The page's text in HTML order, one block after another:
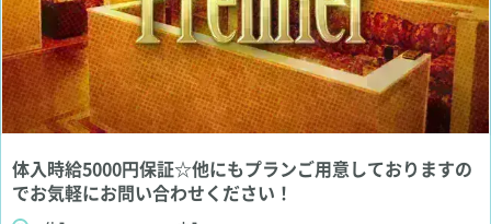
体入時給5000円保証☆他にもプランご用意しておりますの
でお気軽にお問い合わせください！